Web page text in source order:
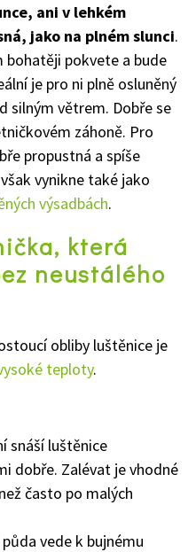
ani v lehkém
jako na plném slunci.
bohatěji pokvete a bude
je pro ni plně osluněný
silným větrem. Dobře se
záhoně. Pro
propustná a spíše
vynikne také jako
výsadbách.
která
neustálého
obliby luštěnice je
teploty.
snáší luštěnice
dobře. Zalévat je vhodné
často po malých
vede k bujnému